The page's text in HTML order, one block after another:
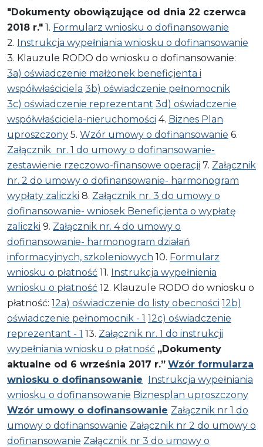
"Dokumenty obowiązujące od dnia 22 czerwca
2018 r." 1. Formularz wniosku o dofinansowanie
2. Instrukcja wypełniania wniosku o dofinansowanie
3. Klauzule RODO do wniosku o dofinansowanie:
3a) oświadczenie małżonek beneficjenta i
współwłaściciela 3b) oświadczenie pełnomocnik
3c) oświadczenie reprezentant 3d) oświadczenie
współwłaściciela-nieruchomości 4. Biznes Plan
uproszczony 5. Wzór umowy o dofinansowanie 6.
Załącznik nr. 1 do umowy o dofinansowanie-
zestawienie rzeczowo-finansowe operacji 7. Załącznik
nr. 2 do umowy o dofinansowanie- harmonogram
wypłaty zaliczki 8. Załącznik nr. 3 do umowy o
dofinansowanie- wniosek Beneficjenta o wypłatę
zaliczki 9. Załącznik nr. 4 do umowy o
dofinansowanie- harmonogram działań
informacyjnych, szkoleniowych 10. Formularz
wniosku o płatność 11. Instrukcja wypełnienia
wniosku o płatność 12. Klauzule RODO do wniosku o
płatność: 12a) oświadczenie do listy obecności 12b)
oświadczenie pełnomocnik - 1 12c) oświadczenie
reprezentant - 1 13. Załącznik nr. 1 do instrukcji
wypełniania wniosku o płatność „Dokumenty
aktualne od 6 września 2017 r.” Wzór formularza
wniosku o dofinansowanie Instrukcja wypełniania
wniosku o dofinansowanie Biznesplan uproszczony
Wzór umowy o dofinansowanie Załącznik nr 1 do
umowy o dofinansowanie Załącznik nr 2 do umowy o
dofinansowanie Załącznik nr 3 do umowy o